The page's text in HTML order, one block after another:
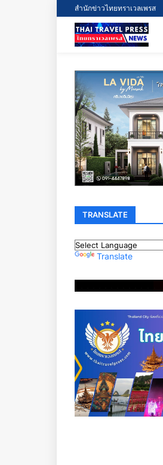
สำนักข่าวไทยทราเวลเพรส
TRANSLATE
Translate